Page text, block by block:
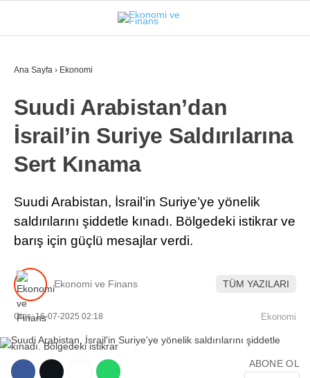
İSTANBUL
GÜNDEM
EKONOMI
FINANS
BORSA
KRIPTO
TEKNOLOJI
OTOMOBIL
Ana Sayfa › Ekonomi
Suudi Arabistan’dan
İsrail’in Suriye Saldırılarına
Sert Kınama
Suudi Arabistan, İsrail’in Suriye’ye yönelik
saldırılarını şiddetle kınadı. Bölgedeki istikrar ve
barış için güçlü mesajlar verdi.
Ekonomi ve Finans TÜM YAZILARI
Giriş: 16-07-2025 02:18 Ekonomi
ABONE OL